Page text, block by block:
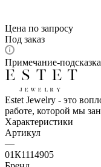
Цена по запросу
Под заказ
Примечание-подсказка
Estet Jewelry - это
работе, которой мы
Характеристики
Артикул
—
01К1114905